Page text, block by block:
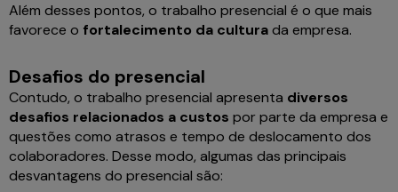
Além desses pontos, o trabalho presencial é o que mais
favorece o fortalecimento da culturada empresa.
Desafios do presencial
Contudo, o trabalho presencial apresenta diversos
desafios relacionados a custos por parte da empresa e
questões como atrasos e tempo de deslocamento dos
colaboradores. Desse modo, algumas das principais
desvantagens do presencial são: